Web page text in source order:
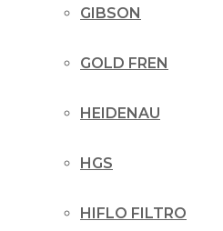
GIBSON
GOLD FREN
HEIDENAU
HGS
HIFLO FILTRO